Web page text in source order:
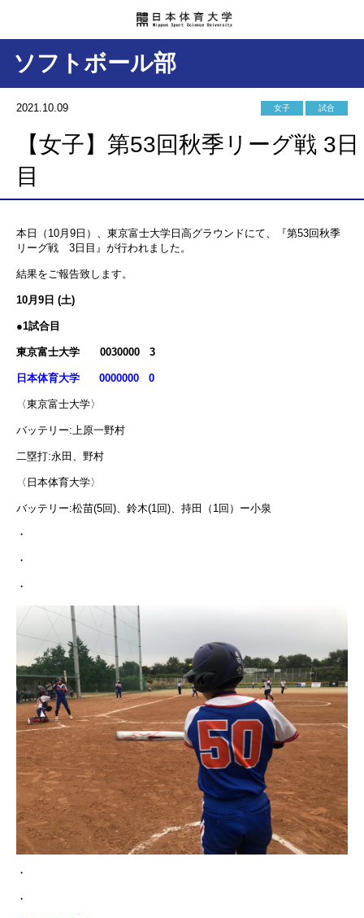
ソフトボール部
2021.10.09 女子 試合
【女子】第53回秋季リーグ戦 3日
目
本日（10月9日）、東京富士大学日高グラウンドにて、『第53回秋季
リーグ戦 3日目』が行われました。
結果をご報告致します。
10月9日 (土)
●1試合目
東京富士大学 0030000 3
日本体育大学 0000000 0
〈東京富士大学〉
バッテリー:上原一野村
二塁打:永田、野村
〈日本体育大学〉
バッテリー:松苗(5回)、鈴木(1回)、持田（1回）ー小泉
・
・
・
・
・